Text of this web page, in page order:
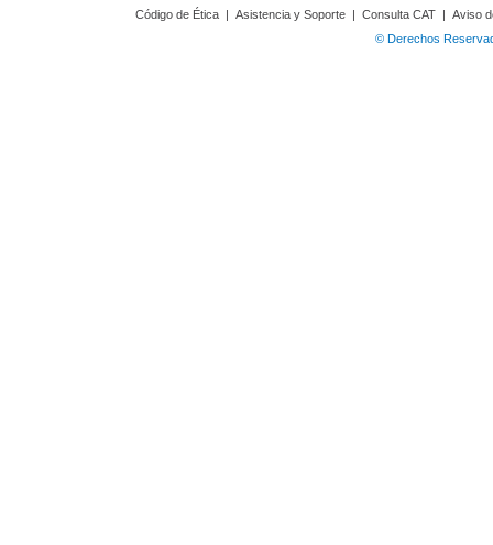
Código de Ética | Asistencia y Soporte | Consulta CAT | Aviso
© Derechos